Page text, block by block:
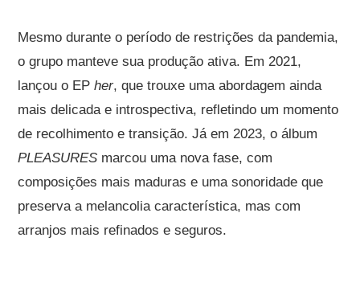
Mesmo durante o período de restrições da pandemia,
o grupo manteve sua produção ativa. Em 2021,
lançou o EPher, que trouxe uma abordagem ainda
mais delicada e introspectiva, refletindo um momento
de recolhimento e transição. Já em 2023, o álbum
PLEASURES marcou uma nova fase, com
composições mais maduras e uma sonoridade que
preserva a melancolia característica, mas com
arranjos mais refinados e seguros.